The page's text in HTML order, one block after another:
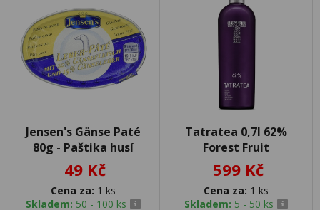
Jensen's Gänse Paté
80g - Paštika husí
49 Kč
Cena za: 1 ks
Skladem: 50 - 100 ks
Tatratea 0,7l 62%
Forest Fruit
599 Kč
Cena za: 1 ks
Skladem: 5 - 50 ks